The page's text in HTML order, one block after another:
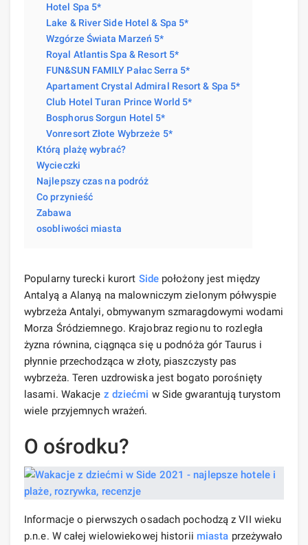
Hotel Spa 5*
Lake & River Side Hotel & Spa 5*
Wzgórze Świata Marzeń 5*
Royal Atlantis Spa & Resort 5*
FUN&SUN FAMILY Pałac Serra 5*
Apartament Crystal Admiral Resort & Spa 5*
Club Hotel Turan Prince World 5*
Bosphorus Sorgun Hotel 5*
Vonresort Złote Wybrzeże 5*
Którą plażę wybrać?
Wycieczki
Najlepszy czas na podróż
Co przynieść
Zabawa
osobliwości miasta
Popularny turecki kurort Sidepołożony jest między
Antalyą a Alanyą na malowniczym zielonym półwyspie
wybrzeża Antalyi, obmywanym szmaragdowymi wodami
Morza Śródziemnego. Krajobraz regionu to rozległa
żyzna równina, ciągnąca się u podnóża gór Taurus i
płynnie przechodząca w złoty, piaszczysty pas
wybrzeża. Teren uzdrowiska jest bogato porośnięty
lasami. Wakacje z dziećmi w Side gwarantują turystom
wiele przyjemnych wrażeń.
O ośrodku?
Informacje o pierwszych osadach pochodzą z VII wieku
p.n.e. W całej wielowiekowej historii miasta przeżywało